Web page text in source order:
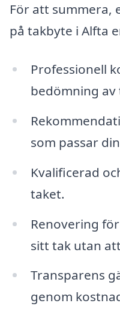
För att summera,
på takbyte i Alfta
Professionell
bedömning av
som passar
Kvalificerad
taket.
Renovering
sitt tak utan
Transparens
genom